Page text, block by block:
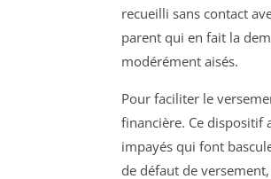
recueilli sans contact
parent qui en fait la
modérément aisés.
Pour faciliter le
financière. Ce dispositif
impayés qui font
de défaut de